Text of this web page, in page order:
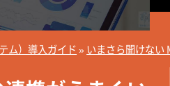
ム）導入ガイド»いまさら聞けない